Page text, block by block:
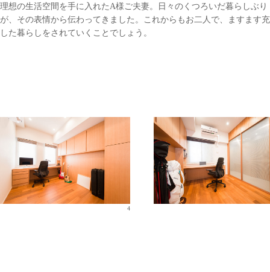
理想の生活空間を手に入れたA様ご夫妻。日々のくつろいだ暮らしぶり
が、その表情から伝わってきました。これからもお二人で、ますます
した暮らしをされていくことでしょう。
4